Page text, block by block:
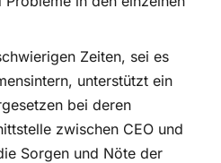
Zeiten, sei es
unterstützt ein
bei deren
zwischen CEO und
Sorgen und Nöte der